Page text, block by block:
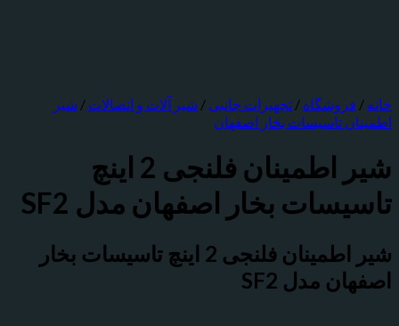
خانه / فروشگاه / تجهیزات جانبی / شیر آلات و اتصالات / شیر
اطمینان تاسیسات بخار اصفهان
شیر اطمینان فلنجی 2 اینچ
تاسیسات بخار اصفهان مدل SF2
شیر اطمینان فلنجی 2 اینچ تاسیسات بخار
اصفهان مدل SF2